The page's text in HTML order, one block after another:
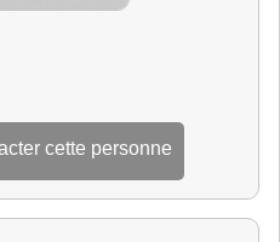
cette personne